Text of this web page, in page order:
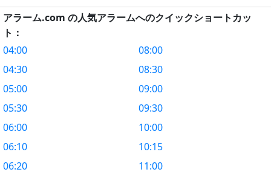
アラーム.com の人気アラームへのクイックショートカッ
ト：
04:00
04:30
05:00
05:30
06:00
06:10
06:20
08:00
08:30
09:00
09:30
10:00
10:15
11:00